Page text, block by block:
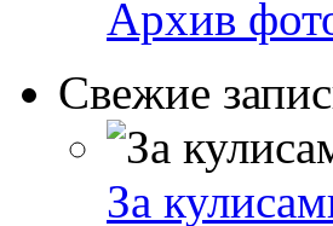
Архив
Свежие
За